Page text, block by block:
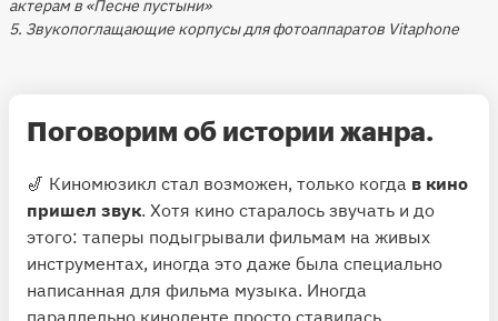
актерам в «Песне пустыни»
5. Звукопоглащающие корпусы для фотоаппаратов Vitaphone
Поговорим об истории жанра.
🎷 Киномюзикл стал возможен, только когда в кино
пришел звук. Хотя кино старалось звучать и до
этого: таперы подыгрывали фильмам на живых
инструментах, иногда это даже была специально
написанная для фильма музыка. Иногда
параллельно киноленте просто ставилась